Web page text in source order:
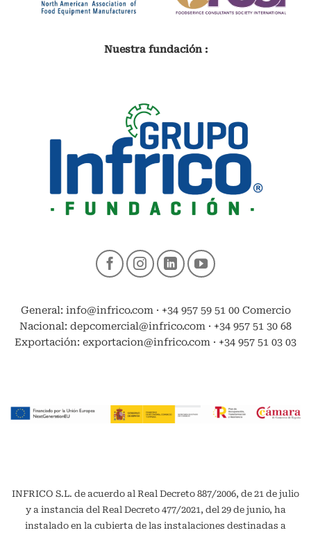
Nuestra fundación :
General: info@infrico.com · +34 957 59 51 00 Comercio
Nacional: depcomercial@infrico.com · +34 957 51 30 68
Exportación: exportacion@infrico.com · +34 957 51 03 03
INFRICO S.L. de acuerdo al Real Decreto 887/2006, de 21 de julio
y a instancia del Real Decreto 477/2021, del 29 de junio, ha
instalado en la cubierta de las instalaciones destinadas a